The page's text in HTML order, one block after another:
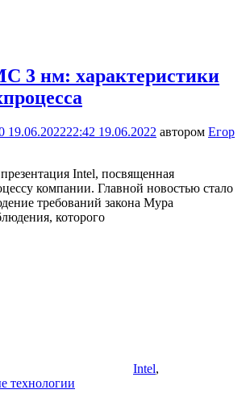
3 нм: характеристики
19.06.202222:42 19.06.2022 автором Егор
Intel, посвященная
компании. Главной новостью стало
требований закона Мура
которого
Intel,
технологии